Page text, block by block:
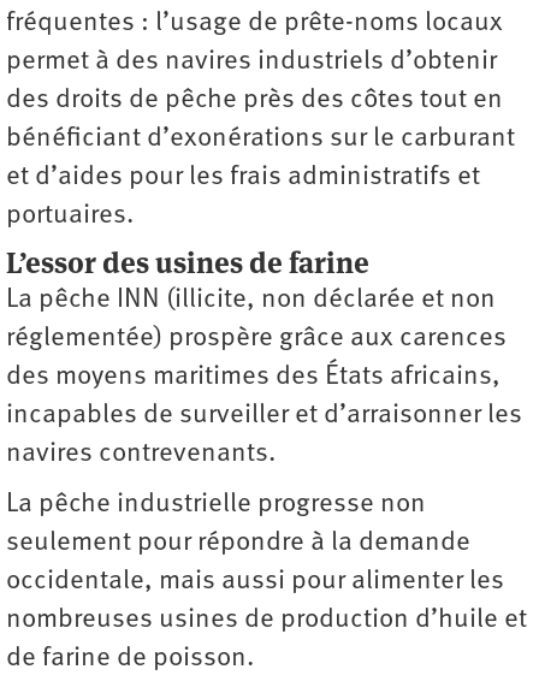
fréquentes : l’usage de prête-noms locaux
permet à des navires industriels d’obtenir
des droits de pêche près des côtes tout en
bénéficiant d’exonérations sur le carburant
et d’aides pour les frais ­administratifs et
portuaires.
L’essor des usines de farine
La pêche INN (illicite, non déclarée et non
réglementée) prospère grâce aux carences
des moyens maritimes des États africains,
incapables de surveiller et d’arraisonner les
navires contrevenants.
La pêche industrielle progresse non
seulement pour répondre à la demande
occidentale, mais aussi pour alimenter les
nombreuses usines de production d’huile et
de farine de poisson.